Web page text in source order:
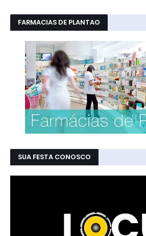
FARMACIAS DE PLANTAO
SUA FESTA CONOSCO